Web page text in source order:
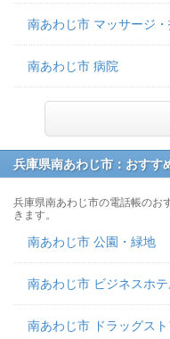
南あわじ市 マッサージ
南あわじ市 病院
兵庫県南あわじ市：おすす
兵庫県南あわじ市の電話帳のお
きます。
南あわじ市 公園・緑地
南あわじ市 ビジネスホ
南あわじ市 ドラッグス